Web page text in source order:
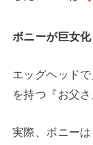
ボニーが巨女
エッグヘッド
を持つ『お父
実際、ボニー